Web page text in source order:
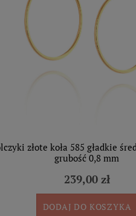
złote koła 585 gładkie
grubość 0,8 mm
239,00 zł
DODAJ DO KOSZYKA